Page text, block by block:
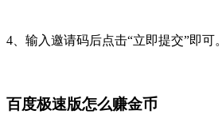
4、输入邀请码后点击“立即提交”即可。
百度极速版怎么赚金币